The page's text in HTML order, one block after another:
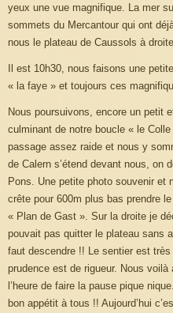
yeux une vue magnifique. La mer
sommets du Mercantour qui ont
nous le plateau de Caussols à
Il est 10h30, nous faisons une
« la faye » et toujours ces
Nous poursuivons, encore un petit
culminant de notre boucle « le
passage assez raide et nous y
de Calern s’étend devant nous, on
Pons. Une petite photo souvenir et
crête pour 600m plus bas prendre
« Plan de Gast ». Sur la droite je
pouvait pas quitter le plateau sans
faut descendre !! Le sentier est
prudence est de rigueur. Nous
l’heure de faire la pause pique
bon appétit à tous !! Aujourd’hui